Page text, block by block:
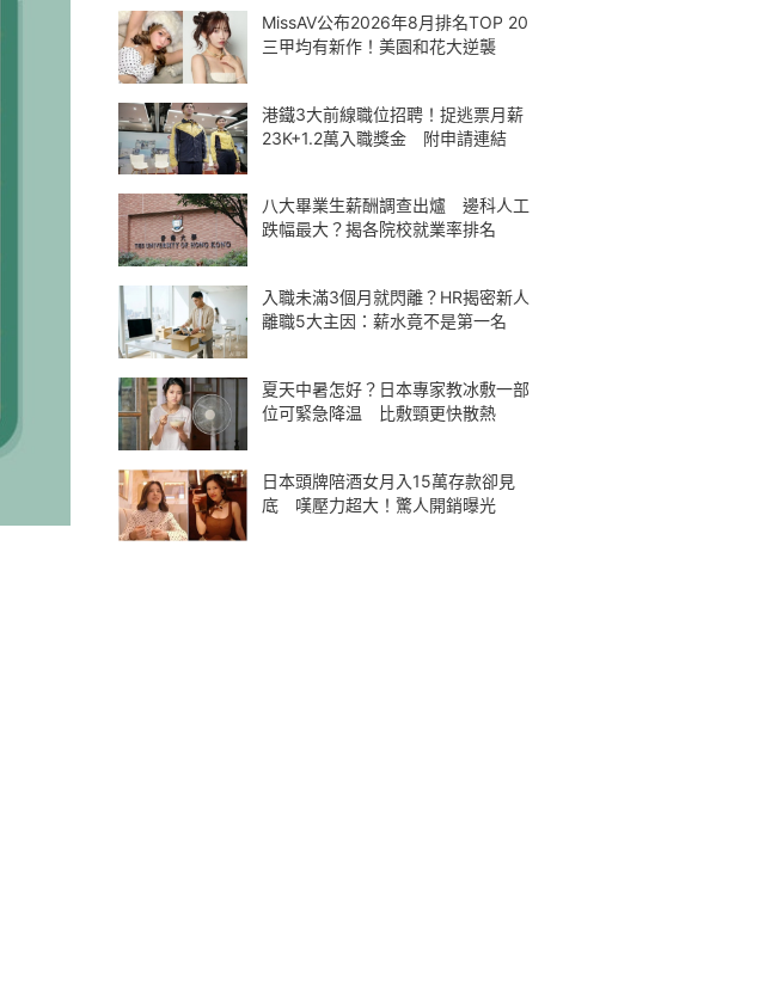
MissAV公布2026年8月排名TOP 20
三甲均有新作！美園和花大逆襲
港鐵3大前線職位招聘！捉逃票月薪
23K+1.2萬入職獎金 附申請連結
八大畢業生薪酬調查出爐 邊科人工
跌幅最大？揭各院校就業率排名
入職未滿3個月就閃離？HR揭密新人
離職5大主因：薪水竟不是第一名
夏天中暑怎好？日本專家教冰敷一部
位可緊急降温 比敷頸更快散熱
日本頭牌陪酒女月入15萬存款卻見
底 嘆壓力超大！驚人開銷曝光